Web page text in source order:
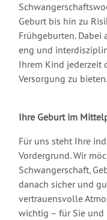
Geburt bis hin zu
Frühgeburten. Dabei
eng und
Ihrem Kind jederzeit
Versorgung zu bieten.
Ihre Geburt im
Für uns steht Ihre
Vordergrund. Wir
Schwangerschaft,
danach sicher und
vertrauensvolle
wichtig – für Sie und